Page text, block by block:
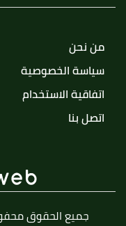
من نحن
سياسة الخصوصية
اتفاقية الاستخدام
اتصل بنا
جميع الحقوق